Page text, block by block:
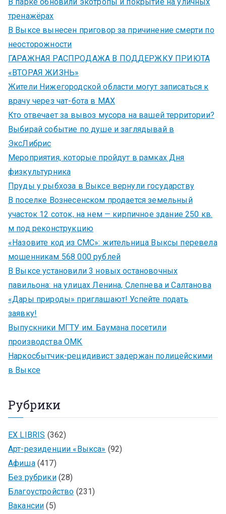
тренажёрах
В Выксе вынесен приговор за причинение смерти по
неосторожности
ГАРАЖНАЯ РАСПРОДАЖА В ПОДДЕРЖКУ ПРИЮТА
«ВТОРАЯ ЖИЗНЬ»
Жители Нижегородской области могут записаться к
врачу через чат-бота в MAX
Кто отвечает за вывоз мусора на вашей территории?
Выбирай событие по душе и заглядывай в
ЭксЛибрис
Мероприятия, которые пройдут в рамках Дня
физкультурника
Пруды у рыбхоза в Выксе вернули государству
В поселке Вознесенском продается земельный
участок 12 соток, на нем — кирпичное здание 250 кв.
м под реконструкцию
«Назовите код из СМС»: жительница Выксы перевела
мошенникам 568 000 рублей
В Выксе установили 3 новых остановочных
павильона: на улицах Ленина, Слепнева и Салтанова
«Дары природы» приглашают! Успейте подать
заявку!
Выпускники МГТУ им. Баумана посетили
производства ОМК
Наркосбытчик-рецидивист задержан полицейскими
в Выксе
Рубрики
EX LIBRIS (362)
Арт-резиденции «Выкса» (92)
Афиша(417)
Без рубрики(28)
Благоустройство (231)
Вакансии (5)